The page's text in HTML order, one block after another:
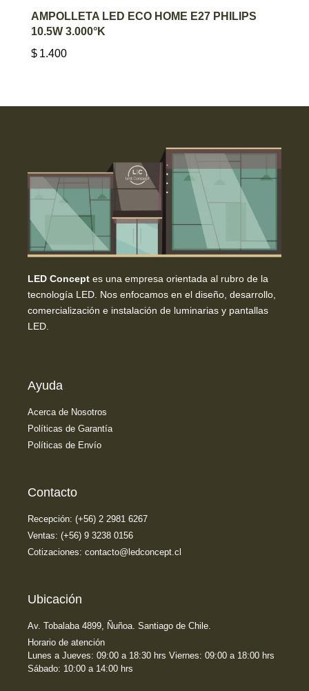
AGREGAR AL CARRITO
AMPOLLETA LED ECO HOME E27 PHILIPS
10.5W 3.000°K
$ 1.400
LED Concept es una empresa orientada al rubro de la
tecnología LED. Nos enfocamos en el diseño, desarrollo,
comercialización e instalación de luminarias y pantallas
LED.
Ayuda
Acerca de Nosotros
Políticas de Garantía
Políticas de Envío
Contacto
Recepción: (+56) 2 2981 6267
Ventas: (+56) 9 3238 0156
Cotizaciones: contacto@ledconcept.cl
Ubicación
Av. Tobalaba 4899, Ñuñoa. Santiago de Chile.
Horario de atención
Lunes a Jueves: 09:00 a 18:30 hrs Viernes: 09:00 a 18:00 hrs
Sábado: 10:00 a 14:00 hrs